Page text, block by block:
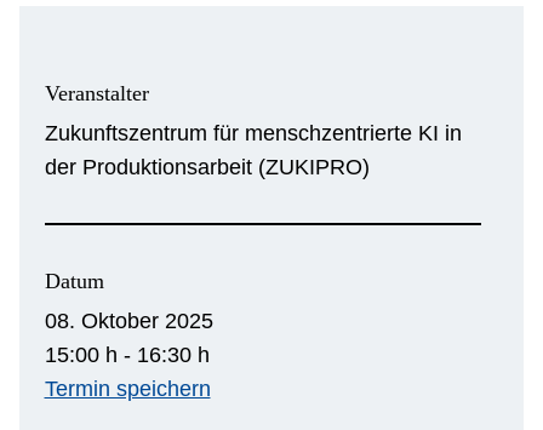
Veranstalter
Zukunftszentrum für menschzentrierte KI in
der Produktionsarbeit (ZUKIPRO)
Datum
08. Oktober 2025
15:00 h - 16:30 h
Termin speichern